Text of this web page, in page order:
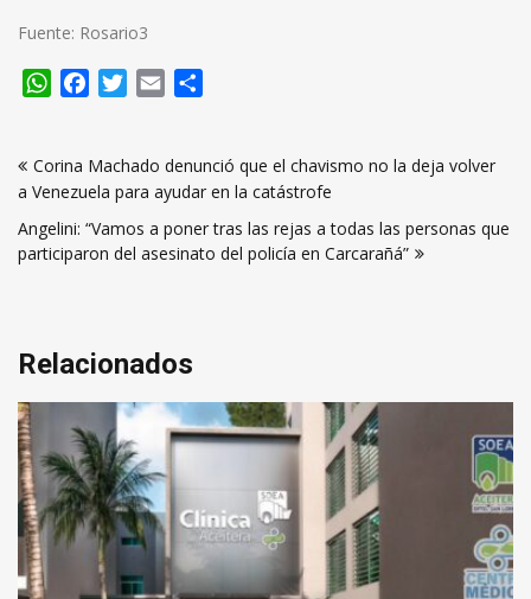
Fuente: Rosario3
WhatsApp
FacebookTwitter
Email
de
entradas
Corina Machado denunció que el chavismo no la deja volver
a Venezuela para ayudar en la catástrofe
Angelini: “Vamos a poner tras las rejas a todas las personas que
participaron del asesinato del policía en Carcarañá”
Relacionados